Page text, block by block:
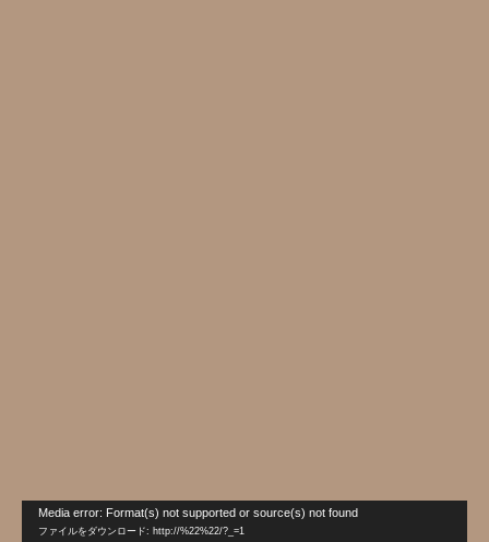
Media error: Format(s) not supported or source(s) not found
ファイルをダウンロード: http://%22%22/?_=1